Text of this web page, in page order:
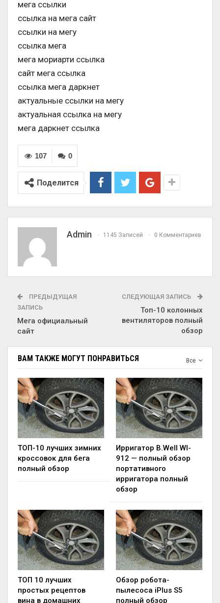
мега ссылки
ссылка на мега сайт
ссылки на мегу
ссылка мега
мега мориарти ссылка
сайт мега ссылка
ссылка мега даркнет
актуальные ссылки на мегу
актуальная ссылка на мегу
мега даркнет ссылка
0
107
Поделится
Admin 1145 Записей 0 Комментариев
ПРЕДЫДУЩАЯ
ЗАПИСЬ
Мега официальный
сайт
СЛЕДУЮЩАЯ ЗАПИСЬ
Топ-10 колонных
вентиляторов полный
обзор
Все
ВАМ ТАКЖЕ МОГУТ ПОНРАВИТЬСЯ
ТОП-10 лучших зимних
кроссовок для бега
полный обзор
Ирригатор B.Well WI-
912 — полный обзор
портативного
ирригатора полный
обзор
ТОП 10 лучших
простых рецептов
вина в домашних
Обзор робота-
пылесоса iPlus S5
полный обзор